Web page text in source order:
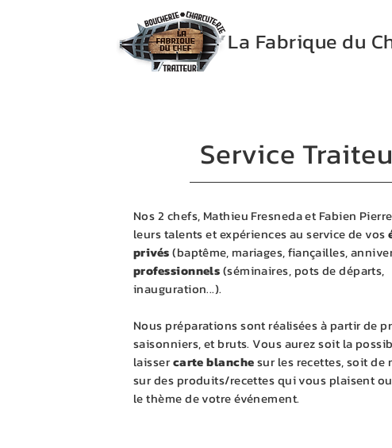
La Fabrique du
Service
Nos 2 chefs, Mathieu Fresneda et Fabien
leurs talents et expériences au service de vos
privés(baptême, mariages, fiançailles,
professionnels(séminaires, pots de départs,
inauguration...).
Nous préparations sont réalisées à partir de
saisonniers, et bruts. Vous aurez soit la
laissercarte blanchesur les recettes, soit de
sur des produits/recettes qui vous plaisent
le thème de votre événement.